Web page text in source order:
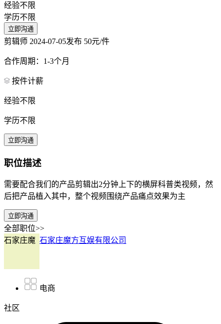
经验不限
学历不限
立即沟通
剪辑师 2024-07-05发布 50元/件
合作周期：1-3个月
按件计薪
经验不限
学历不限
立即沟通
职位描述
需要配合我们的产品剪辑出2分钟上下的横屏科普类视频，然
后把产品植入其中，整个视频围绕产品痛点效果为主
立即沟通
全部职位>>
石家庄魔 石家庄魔方互娱有限公司
电商
社区